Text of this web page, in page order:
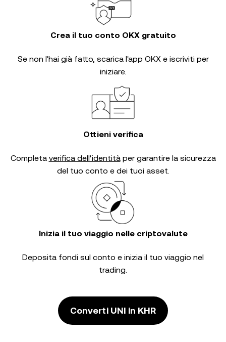
Crea il tuo conto OKX gratuito
Se non l'hai già fatto, scarica l'app OKX e iscriviti per
iniziare.
Ottieni verifica
Completa verifica dell'identitàper garantire la sicurezza
del tuo conto e dei tuoi asset.
Inizia il tuo viaggio nelle criptovalute
Deposita fondi sul conto e inizia il tuo viaggio nel
trading.
Converti UNI in KHR